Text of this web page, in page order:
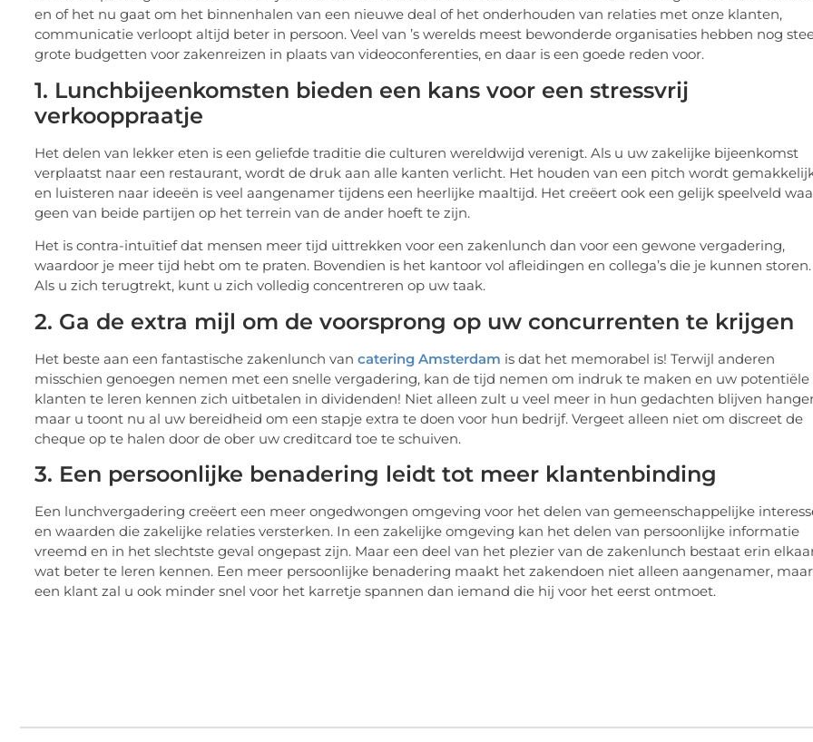
en of het nu gaat om het binnenhalen van een nieuwe deal of het onderhouden van relaties met onze klanten,
communicatie verloopt altijd beter in persoon. Veel van ’s werelds meest bewonderde organisaties hebben nog
grote budgetten voor zakenreizen in plaats van videoconferenties, en daar is een goede reden voor.
1. Lunchbijeenkomsten bieden een kans voor een stressvrij
verkooppraatje
Het delen van lekker eten is een geliefde traditie die culturen wereldwijd verenigt. Als u uw zakelijke bijeenkomst
verplaatst naar een restaurant, wordt de druk aan alle kanten verlicht. Het houden van een pitch wordt
en luisteren naar ideeën is veel aangenamer tijdens een heerlijke maaltijd. Het creëert ook een gelijk speelveld
geen van beide partijen op het terrein van de ander hoeft te zijn.
Het is contra-intuïtief dat mensen meer tijd uittrekken voor een zakenlunch dan voor een gewone vergadering,
waardoor je meer tijd hebt om te praten. Bovendien is het kantoor vol afleidingen en collega’s die je kunnen storen.
Als u zich terugtrekt, kunt u zich volledig concentreren op uw taak.
2. Ga de extra mijl om de voorsprong op uw concurrenten te krijgen
Het beste aan een fantastische zakenlunch van catering Amsterdam is dat het memorabel is! Terwijl anderen
misschien genoegen nemen met een snelle vergadering, kan de tijd nemen om indruk te maken en uw potentiële
klanten te leren kennen zich uitbetalen in dividenden! Niet alleen zult u veel meer in hun gedachten blijven
maar u toont nu al uw bereidheid om een stapje extra te doen voor hun bedrijf. Vergeet alleen niet om discreet de
cheque op te halen door de ober uw creditcard toe te schuiven.
3. Een persoonlijke benadering leidt tot meer klantenbinding
Een lunchvergadering creëert een meer ongedwongen omgeving voor het delen van gemeenschappelijke
en waarden die zakelijke relaties versterken. In een zakelijke omgeving kan het delen van persoonlijke informatie
vreemd en in het slechtste geval ongepast zijn. Maar een deel van het plezier van de zakenlunch bestaat erin
wat beter te leren kennen. Een meer persoonlijke benadering maakt het zakendoen niet alleen aangenamer, maar
een klant zal u ook minder snel voor het karretje spannen dan iemand die hij voor het eerst ontmoet.